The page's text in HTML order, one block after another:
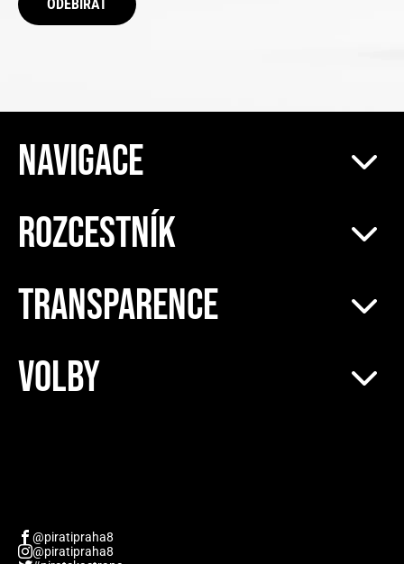
ODEBÍRAT
NAVIGACE
ROZCESTNÍK
TRANSPARENCE
VOLBY
@piratipraha8
@piratipraha8